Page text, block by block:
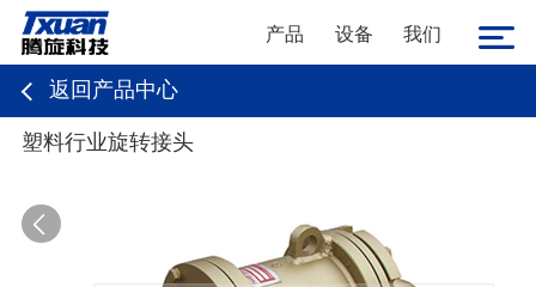
产品 设备 我们
返回产品中心
塑料行业旋转接头